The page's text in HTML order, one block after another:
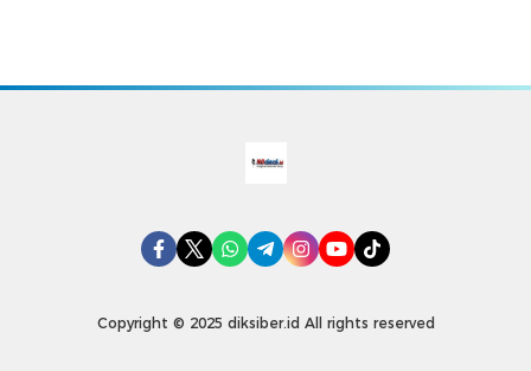
Copyright © 2025 diksiber.id All rights reserved